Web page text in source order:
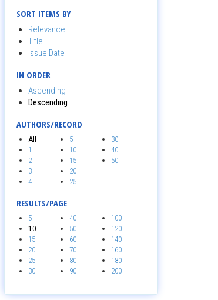
SORT ITEMS BY
Relevance
Title
Issue Date
IN ORDER
Ascending
Descending
AUTHORS/RECORD
All
1
2
3
4
5
10
15
20
25
30
40
50
RESULTS/PAGE
5
10
15
20
25
30
40
50
60
70
80
90
100
120
140
160
180
200